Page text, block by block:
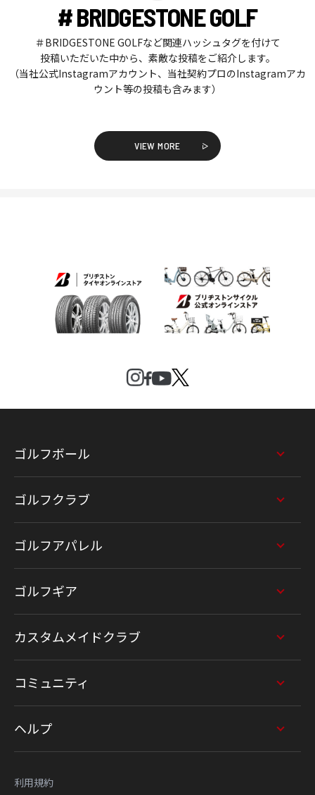
# BRIDGESTONE GOLF
＃BRIDGESTONE GOLFなど関連ハッシュタグを付けて
投稿いただいた中から、素敵な投稿をご紹介します。
（当社公式Instagramアカウント、当社契約プロのInstagramアカ
ウント等の投稿も含みます）
VIEW MORE
ゴルフボール
ゴルフクラブ
ゴルフアパレル
ゴルフギア
カスタムメイドクラブ
コミュニティ
ヘルプ
利用規約